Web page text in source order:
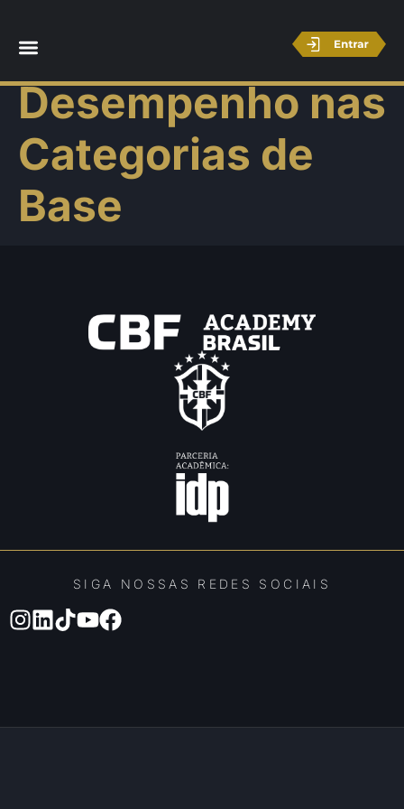
Análise de
Desempenho nas
Categorias de
Base
SIGA NOSSAS REDES SOCIAIS